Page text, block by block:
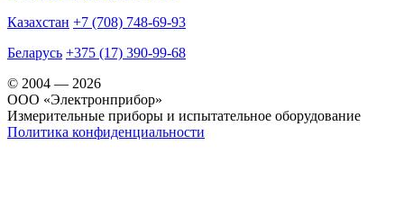
Казахстан +7 (708) 748-69-93
Беларусь +375 (17) 390-99-68
© 2004 — 2026
OOO «Электронприбор»
Измерительные приборы и испытательное оборудование
Политика конфиденциальности